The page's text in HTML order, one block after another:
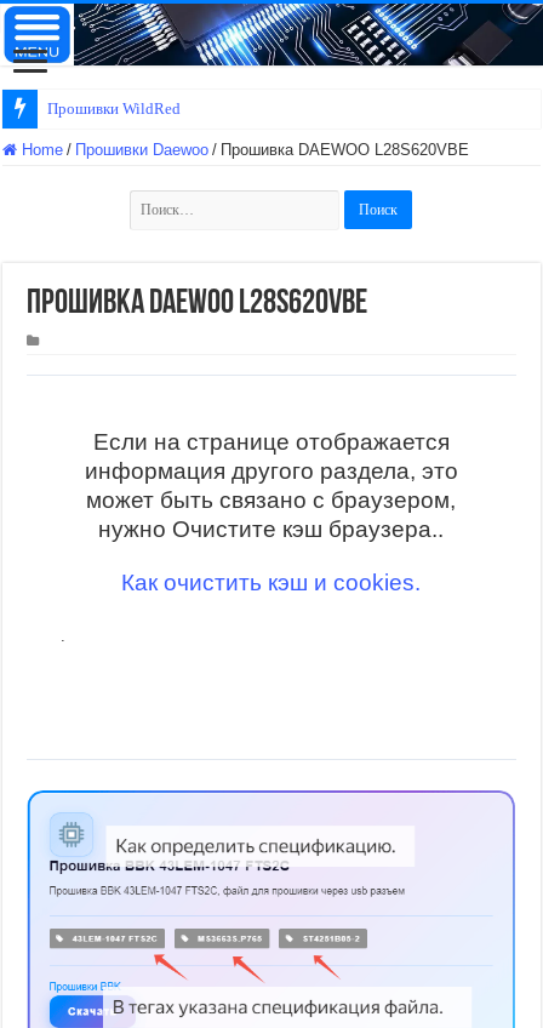
Прошивки WildRed
Home / Прошивки Daewoo / Прошивка DAEWOO L28S620VBE
Найти:
Прошивка DAEWOO L28S620VBE
Если на странице отображается
информация другого раздела, это
может быть связано с браузером,
нужно Очистите кэш браузера..
Как очистить кэш и cookies.
.